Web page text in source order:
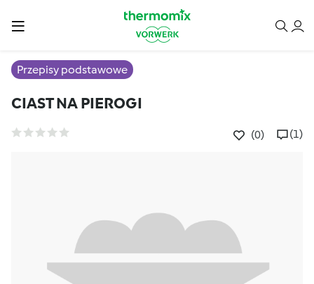
Przepisy podstawowe
CIAST NA PIEROGI
(0) (1)